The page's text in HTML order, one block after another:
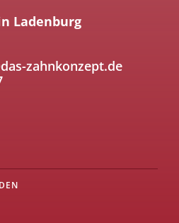
Ladenburg
zahnkonzept.de